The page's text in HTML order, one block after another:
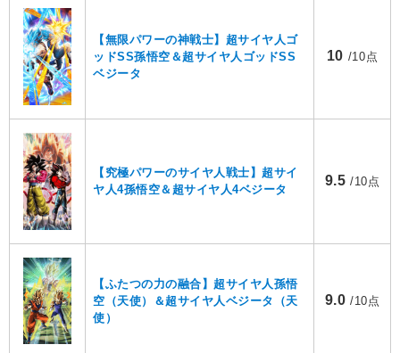
【無限パワーの神戦士】超サイヤ人ゴ
ッドSS孫悟空＆超サイヤ人ゴッドSS
ベジータ
10 /10点
【究極パワーのサイヤ人戦士】超サイ
ヤ人4孫悟空＆超サイヤ人4ベジータ
9.5 /10点
【ふたつの力の融合】超サイヤ人孫悟
空（天使）＆超サイヤ人ベジータ（天
使）
9.0 /10点